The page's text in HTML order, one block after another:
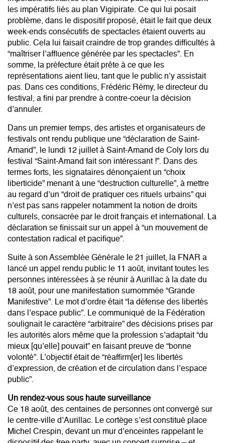
les impératifs liés au plan Vigipirate. Ce qui lui posait
problème, dans le dispositif proposé, était le fait que deux
week-ends consécutifs de spectacles étaient ouverts au
public. Cela lui faisait craindre de trop grandes difficultés à
“maîtriser l’affluence générée par les spectacles”. En
somme, la préfecture était prête à ce que les
représentations aient lieu, tant que le public n’y assistait
pas. Dans ces conditions, Frédéric Rémy, le directeur du
festival, a fini par prendre à contre-coeur la décision
d’annuler.
Dans un premier temps, des artistes et organisateurs de
festivals ont rendu publique une “déclaration de Saint-
Amand”, le lundi 12 juillet à Saint-Amand de Coly lors du
festival “Saint-Amand fait son intéressant !”. Dans des
termes forts, les signataires dénonçaient un “choix
liberticide” menant à une “destruction culturelle”, à mettre
au regard d’un “droit de pratiquer ces rituels urbains” qui
n’est pas sans rappeler notamment la notion de droits
culturels, consacrée par le droit français et international. La
déclaration se finissait sur un appel à “un mouvement de
contestation radical et pacifique”.
Suite à son Assemblée Générale le 21 juillet, la FNAR a
lancé un appel rendu public le 11 août, invitant toutes les
personnes intéressées à se réunir à Aurillac à la date du
18 août, pour une manifestation surnommée “Grande
Manifestive”. Le mot d’ordre était “la défense des libertés
dans l’espace public”. Le communiqué de la Fédération
soulignait le caractère “arbitraire” des décisions prises par
les autorités alors même que la profession s’adaptait “du
mieux [qu’elle] pouvait” en faisant preuve de “bonne
volonté”. L’objectif était de “réaffirm[er] les libertés
d’expression, de création et de circulation dans l’espace
public”.
Un rendez-vous sous haute surveillance
Ce 18 août, des centaines de personnes ont convergé sur
le centre-ville d’Aurillac. Le cortège s’est constitué place
Michel Crespin, devant un mur d’enceintes rappelant le